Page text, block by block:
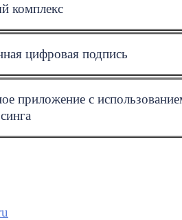
комплекс
цифровая подпись
приложение с